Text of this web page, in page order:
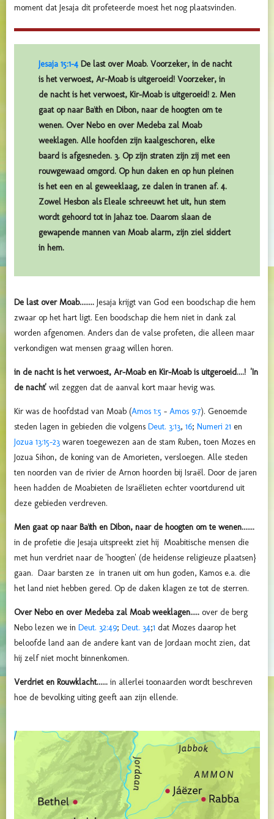
moment dat Jesaja dit profeteerde moest het nog plaatsvinden.
Jesaja 15:1-4 De last over Moab. Voorzeker, in de nacht
is het verwoest, Ar-Moab is uitgeroeid! Voorzeker, in
de nacht is het verwoest, Kir-Moab is uitgeroeid! 2. Men
gaat op naar Baïth en Dibon, naar de hoogten om te
wenen. Over Nebo en over Medeba zal Moab
weeklagen. Alle hoofden zijn kaalgeschoren, elke
baard is afgesneden. 3. Op zijn straten zijn zij met een
rouwgewaad omgord. Op hun daken en op hun pleinen
is het een en al geweeklaag, ze dalen in tranen af. 4.
Zowel Hesbon als Eleale schreeuwt het uit, hun stem
wordt gehoord tot in Jahaz toe. Daarom slaan de
gewapende mannen van Moab alarm, zijn ziel siddert
in hem.
De last over Moab........ Jesaja krijgt van God een boodschap die hem
zwaar op het hart ligt. Een boodschap die hem niet in dank zal
worden afgenomen. Anders dan de valse profeten, die alleen maar
verkondigen wat mensen graag willen horen.
in de nacht is het verwoest, Ar-Moab en Kir-Moab is uitgeroeid....! 'In
de nacht' wil zeggen dat de aanval kort maar hevig was.
Kir was de hoofdstad van Moab (Amos 1:5 - Amos 9:7). Genoemde
steden lagen in gebieden die volgens Deut. 3:13, 16; Numeri 21 en
Jozua 13:15-23 waren toegewezen aan de stam Ruben, toen Mozes en
Jozua Sihon, de koning van de Amorieten, versloegen. Alle steden
ten noorden van de rivier de Arnon hoorden bij Israël. Door de jaren
heen hadden de Moabieten de Israëlieten echter voortdurend uit
deze gebieden verdreven.
Men gaat op naar Baïth en Dibon, naar de hoogten om te wenen.......
in de profetie die Jesaja uitspreekt ziet hij Moabitische mensen die
met hun verdriet naar de 'hoogten' (de heidense religieuze plaatsen}
gaan. Daar barsten ze in tranen uit om hun goden, Kamos e.a. die
het land niet hebben gered. Op de daken klagen ze tot de sterren.
Over Nebo en over Medeba zal Moab weeklagen..... over de berg
Nebo lezen we in Deut. 32:49; Deut. 34;1 dat Mozes daarop het
beloofde land aan de andere kant van de Jordaan mocht zien, dat
hij zelf niet mocht binnenkomen.
Verdriet en Rouwklacht...... in allerlei toonaarden wordt beschreven
hoe de bevolking uiting geeft aan zijn ellende.